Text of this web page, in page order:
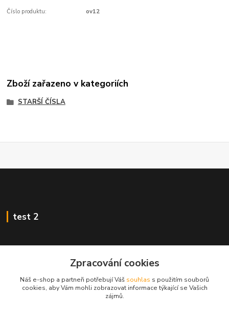
Číslo produktu: ov12
Zboží zařazeno v kategoriích
STARŠÍ ČÍSLA
test 2
Kontakty
Zákaznická podpora
Zpracování cookies
Náš e-shop a partneři potřebují Váš souhlas s použitím souborů
cookies, aby Vám mohli zobrazovat informace týkající se Vašich
zájmů.